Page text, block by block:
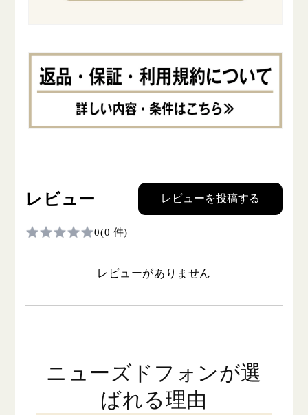
レビュー レビューを投稿する
0(0 件)
レビューがありません
ニューズドフォンが選
ばれる理由